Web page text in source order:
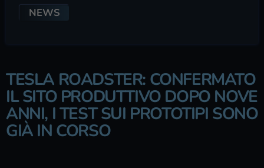
NEWS
TESLA ROADSTER: CONFERMATO
IL SITO PRODUTTIVO DOPO NOVE
ANNI, I TEST SUI PROTOTIPI SONO
GIÀ IN CORSO